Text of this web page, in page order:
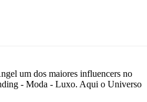
um dos maiores influencers no
- Moda - Luxo. Aqui o Universo